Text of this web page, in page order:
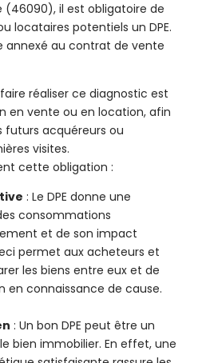
(46090), il est obligatoire de
locataires potentiels un DPE.
au contrat de vente
réaliser ce diagnostic est
en vente ou en location, afin
futurs acquéreurs ou
visites.
cette obligation :
: Le DPE donne une
consommations
et de son impact
permet aux acheteurs et
les biens entre eux et de
en connaissance de cause.
: Un bon DPE peut être un
bien immobilier. En effet, une